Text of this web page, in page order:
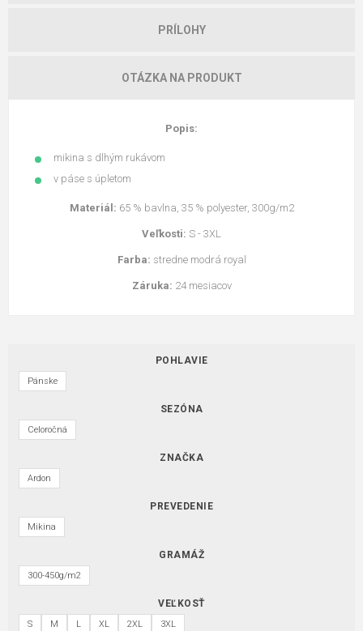
PRÍLOHY
OTÁZKA NA PRODUKT
Popis:
mikina s dlhým rukávom
v páse s úpletom
Materiál: 65 % bavlna, 35 % polyester, 300g/m2
Veľkosti: S - 3XL
Farba: stredne modrá royal
Záruka: 24 mesiacov
POHLAVIE
Pánske
SEZÓNA
Celoročná
ZNAČKA
Ardon
PREVEDENIE
Mikina
GRAMÁŽ
300-450g/m2
VEĽKOSŤ
S M L XL 2XL 3XL